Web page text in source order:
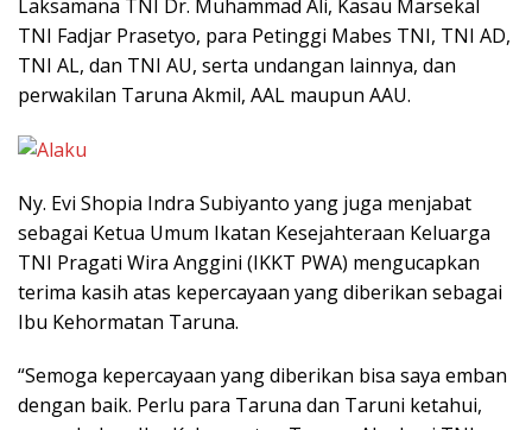
Laksamana TNI Dr. Muhammad Ali, Kasau Marsekal
TNI Fadjar Prasetyo, para Petinggi Mabes TNI, TNI AD,
TNI AL, dan TNI AU, serta undangan lainnya, dan
perwakilan Taruna Akmil, AAL maupun AAU.
Ny. Evi Shopia Indra Subiyanto yang juga menjabat
sebagai Ketua Umum Ikatan Kesejahteraan Keluarga
TNI Pragati Wira Anggini (IKKT PWA) mengucapkan
terima kasih atas kepercayaan yang diberikan sebagai
Ibu Kehormatan Taruna.
“Semoga kepercayaan yang diberikan bisa saya emban
dengan baik. Perlu para Taruna dan Taruni ketahui,